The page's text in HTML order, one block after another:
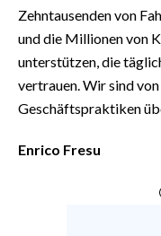
Zehntausenden von
und die Millionen von
unterstützen, die
vertrauen. Wir sind
Geschäftspraktiken
Enrico Fresu